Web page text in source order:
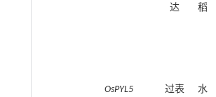
达
稻
OsPYL5
过表
水